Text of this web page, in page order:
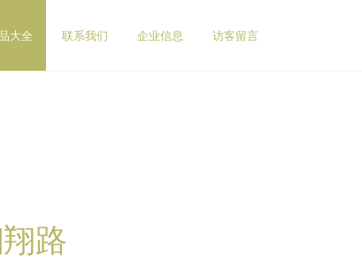
大全 联系我们 企业信息 访客留言
路